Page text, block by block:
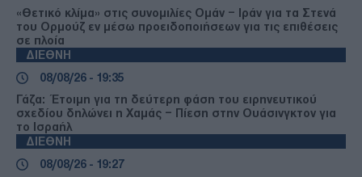
«Θετικό κλίμα» στις συνομιλίες Ομάν – Ιράν για τα Στενά
του Ορμούζ εν μέσω προειδοποιήσεων για τις επιθέσεις
σε πλοία
ΔΙΕΘΝΗ
08/08/26 - 19:35
Γάζα: Έτοιμη για τη δεύτερη φάση του ειρηνευτικού
σχεδίου δηλώνει η Χαμάς – Πίεση στην Ουάσινγκτον για
το Ισραήλ
ΔΙΕΘΝΗ
08/08/26 - 19:27